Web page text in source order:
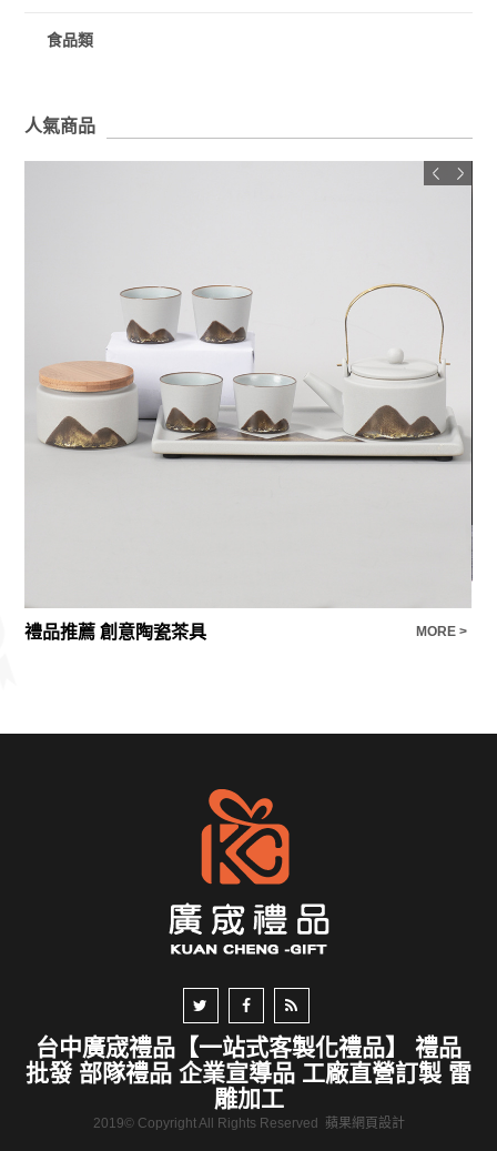
食品類
人氣商品
禮品推薦 創意陶瓷茶具 MORE >
台中廣宬禮品【一站式客製化禮品】 禮品
批發 部隊禮品 企業宣導品 工廠直營訂製 雷
雕加工
2019© Copyright All Rights Reserved 蘋果網頁設計